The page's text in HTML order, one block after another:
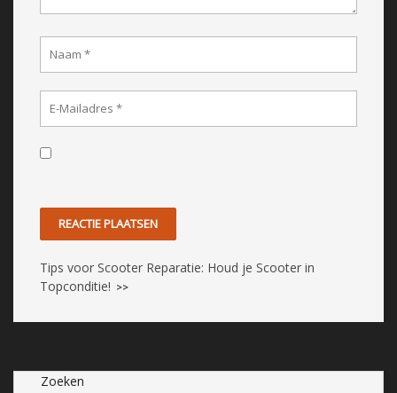
Tips voor Scooter Reparatie: Houd je Scooter in
Topconditie! >>
Zoeken